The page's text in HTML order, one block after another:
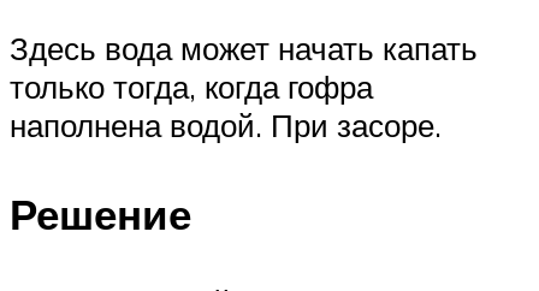
Здесь вода может начать капать
только тогда, когда гофра
наполнена водой. При засоре.
Решение